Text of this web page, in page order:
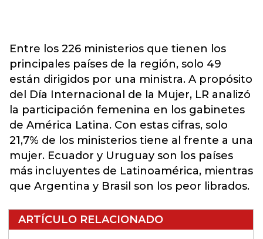
Entre los 226 ministerios que tienen los
principales países de la región, solo 49
están dirigidos por una ministra. A propósito
del Día Internacional de la Mujer, LR analizó
la participación femenina en los gabinetes
de América Latina. Con estas cifras, solo
21,7% de los ministerios tiene al frente a una
mujer. Ecuador y Uruguay son los países
más incluyentes de Latinoamérica, mientras
que Argentina y Brasil son los peor librados.
ARTÍCULO RELACIONADO